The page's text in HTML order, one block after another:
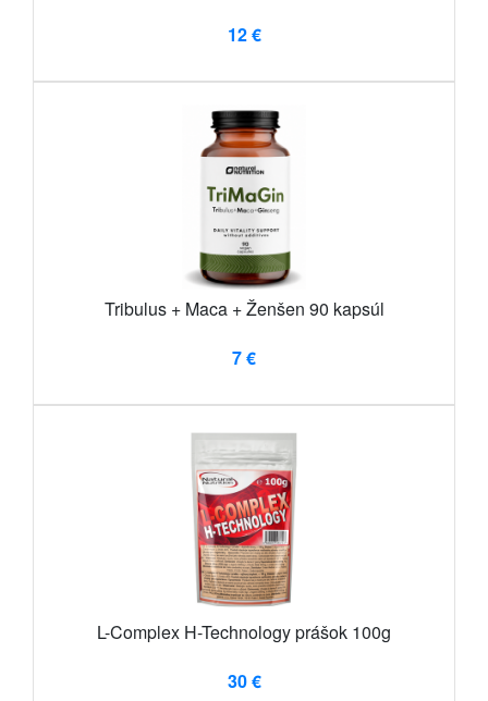
12 €
Tribulus + Maca + Ženšen 90 kapsúl
7 €
L-Complex H-Technology prášok 100g
30 €